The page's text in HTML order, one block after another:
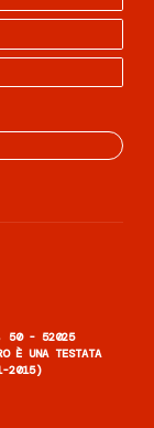
50 - 52025
È UNA TESTATA
2015)